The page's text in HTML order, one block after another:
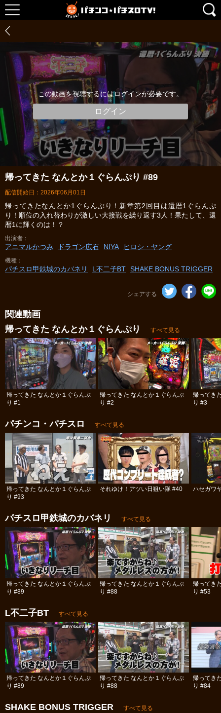
この動画を視聴するにはログインが必要です。
ログイン
帰ってきた なんとか１ぐらんぷり #89
配信開始日：2026年06月01日
帰ってきたなんとか1ぐらんぷり！新章第2回目は還暦1ぐらんぷ
り！順位の入れ替わりが激しい大接戦を繰り返す3人！果たして、還
暦1に輝くのは！？
出演者
アニマルかつみ ドラゴン広石 NIYA ヒロシ・ヤング
機種
パチスロ甲鉄城のカバネリ L不二子BT SHAKE BONUS TRIGGER
シェアする
関連動画
帰ってきた なんとか１ぐらんぷり
すべて見る
帰ってきた なんとか１ぐらんぷ
り #1
帰ってきた なんとか１ぐらんぷ
り #2
帰ってき
り #3
パチンコ・パチスロ すべて見る
帰ってきた なんとか１ぐらんぷ
り #93
それゆけ！アツい日狙い隊 #40 ハセガワ
パチスロ甲鉄城のカバネリ すべて見る
帰ってきた なんとか１ぐらんぷ
り #89
帰ってきた なんとか１ぐらんぷ
り #88
帰ってき
り #53
L不二子BT すべて見る
帰ってきた なんとか１ぐらんぷ
り #89
帰ってきた なんとか１ぐらんぷ
り #88
帰ってき
り #84
SHAKE BONUS TRIGGER すべて見る